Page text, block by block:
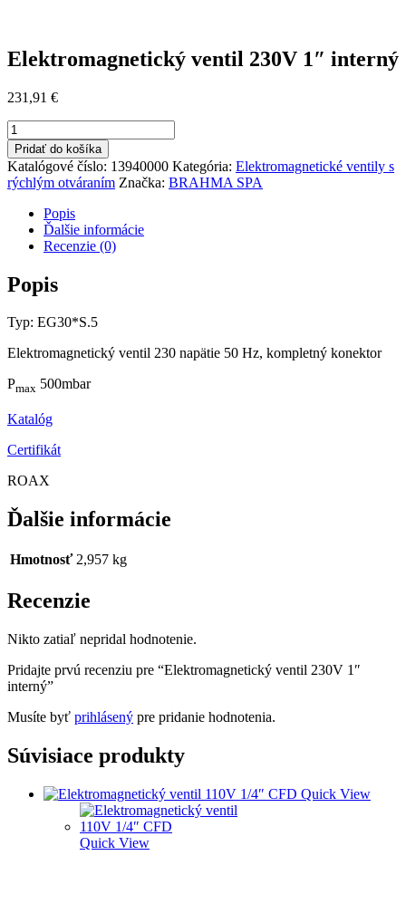
Elektromagnetický ventil 230V 1″ interný
231,91 €
množstvo
Elektromagnetický
ventil
230V
1"
interný
Pridať do košíka
Katalógové číslo: 13940000 Kategória: Elektromagnetické ventily s
rýchlým otváraním Značka: BRAHMA SPA
Popis
Ďalšie informácie
Recenzie (0)
Popis
Typ: EG30*S.5
Elektromagnetický ventil 230 napätie 50 Hz, kompletný konektor
Pmax 500mbar
Katalóg
Certifikát
ROAX
Ďalšie informácie
Hmotnosť 2,957 kg
Recenzie
Nikto zatiaľ nepridal hodnotenie.
Pridajte prvú recenziu pre “Elektromagnetický ventil 230V 1″
interný”
Musíte byť prihlásený pre pridanie hodnotenia.
Súvisiace produkty
Quick View
Quick View